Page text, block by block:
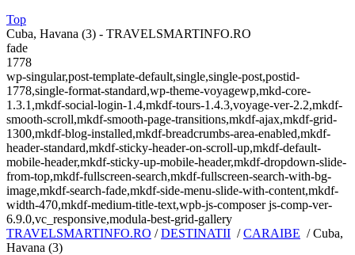
Top
Cuba, Havana (3) - TRAVELSMARTINFO.RO
fade
1778
wp-singular,post-template-default,single,single-post,postid-
1778,single-format-standard,wp-theme-voyagewp,mkd-core-
1.3.1,mkdf-social-login-1.4,mkdf-tours-1.4.3,voyage-ver-2.2,mkdf-
smooth-scroll,mkdf-smooth-page-transitions,mkdf-ajax,mkdf-grid-
1300,mkdf-blog-installed,mkdf-breadcrumbs-area-enabled,mkdf-
header-standard,mkdf-sticky-header-on-scroll-up,mkdf-default-
mobile-header,mkdf-sticky-up-mobile-header,mkdf-dropdown-slide-
from-top,mkdf-fullscreen-search,mkdf-fullscreen-search-with-bg-
image,mkdf-search-fade,mkdf-side-menu-slide-with-content,mkdf-
width-470,mkdf-medium-title-text,wpb-js-composer js-comp-ver-
6.9.0,vc_responsive,modula-best-grid-gallery
TRAVELSMARTINFO.RO /DESTINATII /CARAIBE /Cuba,
Havana (3)